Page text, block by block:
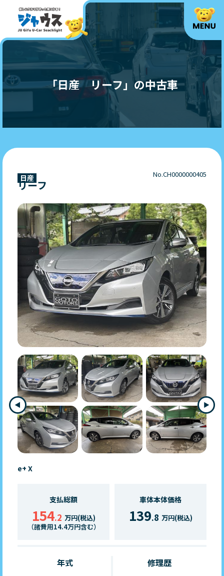
「日産 リーフ」の中古車
No.CH0000000405
日産
リーフ
e+ X
支払総額
154.2 万円(税込)
（諸費用14.4万円含む）
車体本体価格
139.8 万円(税込)
年式 修理歴